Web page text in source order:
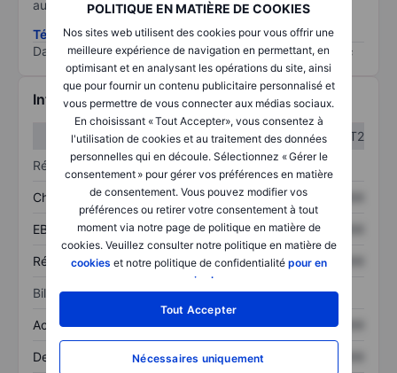
POLITIQUE EN MATIÈRE DE COOKIES
Nos sites web utilisent des cookies pour vous offrir une
meilleure expérience de navigation en permettant, en
optimisant et en analysant les opérations du site, ainsi
que pour fournir un contenu publicitaire personnalisé et
vous permettre de vous connecter aux médias sociaux.
En choisissant « Tout Accepter», vous consentez à
l'utilisation de cookies et au traitement des données
personnelles qui en découle. Sélectionnez « Gérer le
consentement » pour gérer vos préférences en matière
de consentement. Vous pouvez modifier vos
préférences ou retirer votre consentement à tout
moment via notre page de politique en matière de
cookies. Veuillez consulter notre politique en matière de
cookies et notre politique de confidentialité pour en
savoir plus
Tout Accepter
Nécessaires uniquement
au risque le plus élevé).
Télécharger la méthodologie ESG (en anglais)
Data provided by
/
Informations financières
T1
T2
Résultats
Chiffre d’affaires XXXXXXX
EBITDA XXXXXXX XXXXXXX
Résultat net XXXXXXX XXXXXXX
Bilan
Actif total XXXXXXX XXXXXXX
Dette totale XXXXXXX